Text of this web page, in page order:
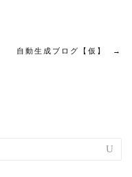
自動生成ブログ【仮】 →